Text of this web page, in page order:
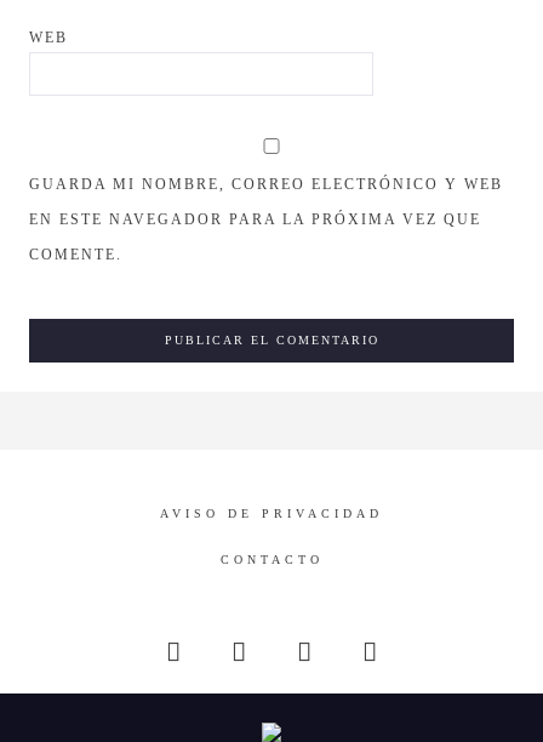
WEB
GUARDA MI NOMBRE, CORREO ELECTRÓNICO Y WEB
EN ESTE NAVEGADOR PARA LA PRÓXIMA VEZ QUE
COMENTE.
AVISO DE PRIVACIDAD
CONTACTO